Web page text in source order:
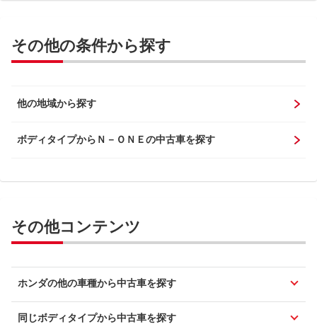
その他の条件から探す
他の地域から探す
ボディタイプからＮ－ＯＮＥの中古車を探す
その他コンテンツ
ホンダの他の車種から中古車を探す
同じボディタイプから中古車を探す